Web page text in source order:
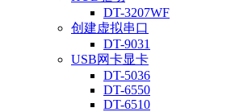
DT-3207WF
创建虚拟串口
DT-9031
USB网卡显卡
DT-5036
DT-6550
DT-6510